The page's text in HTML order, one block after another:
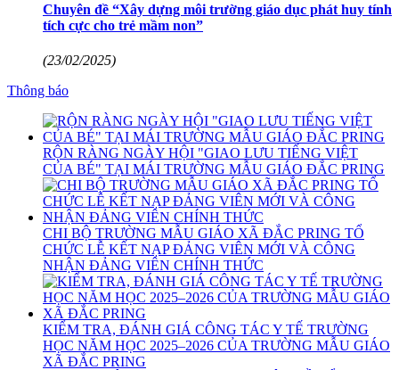
Chuyên đề “Xây dựng môi trường giáo dục phát huy tính
tích cực cho trẻ mầm non”
(23/02/2025)
Thông báo
RỘN RÀNG NGÀY HỘI "GIAO LƯU TIẾNG VIỆT
CỦA BÉ" TẠI MÁI TRƯỜNG MẪU GIÁO ĐẮC PRING
CHI BỘ TRƯỜNG MẪU GIÁO XÃ ĐẮC PRING TỔ
CHỨC LỄ KẾT NẠP ĐẢNG VIÊN MỚI VÀ CÔNG
NHẬN ĐẢNG VIÊN CHÍNH THỨC
KIỂM TRA, ĐÁNH GIÁ CÔNG TÁC Y TẾ TRƯỜNG
HỌC NĂM HỌC 2025–2026 CỦA TRƯỜNG MẪU GIÁO
XÃ ĐẮC PRING